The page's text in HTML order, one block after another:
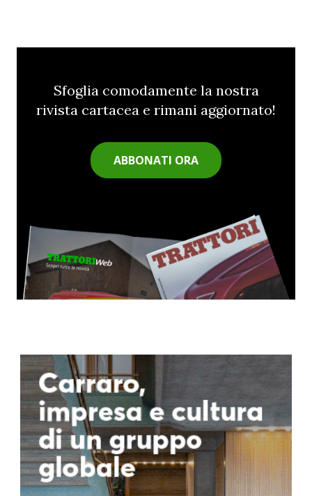
Sfoglia comodamente la nostra
rivista cartacea e rimani aggiornato!
ABBONATI ORA